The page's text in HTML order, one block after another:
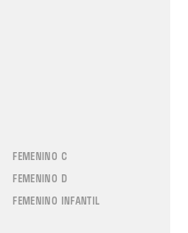
FEMENINO C
FEMENINO D
FEMENINO INFANTIL